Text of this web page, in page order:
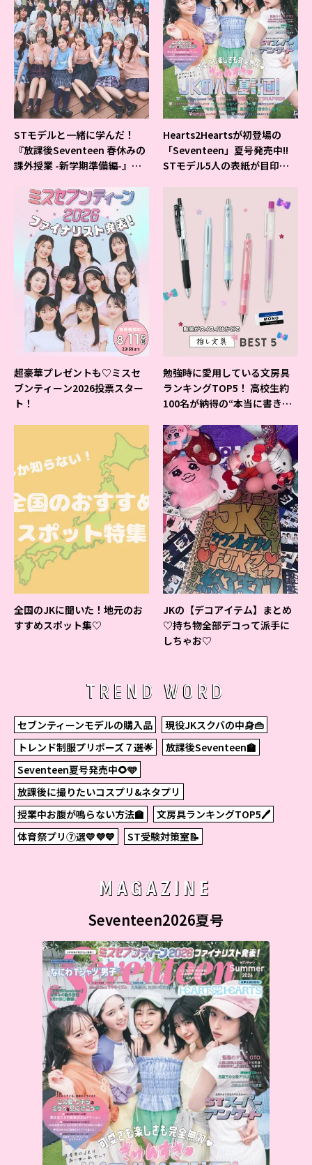
STモデルと一緒に学んだ！
『放課後Seventeen 春休みの
課外授業 -新学期準備編-』イ
Hearts2Heartsが初登場の
「Seventeen」夏号発売中!!
STモデル5人の表紙が目印だ
超豪華プレゼントも♡ミスセ
ブンティーン2026投票スター
ト！
勉強時に愛用している文房具
ランキングTOP5！ 高校生約
100名が納得の“本当に書きや
全国のJKに聞いた！地元のお
すすめスポット集♡
JKの【デコアイテム】まとめ
♡持ち物全部デコって派手に
しちゃお♡
TREND WORD
セブンティーンモデルの購入品
現役JKスクバの中身👜
トレンド制服プリポーズ７選🌟
放課後Seventeen🏫
Seventeen夏号発売中🌻🩵
放課後に撮りたいコスプリ&ネタプリ
授業中お腹が鳴らない方法🏫
文房具ランキングTOP5🖊
体育祭プリ⑦選💛💜💙
ST受験対策室📝
MAGAZINE
Seventeen2026夏号